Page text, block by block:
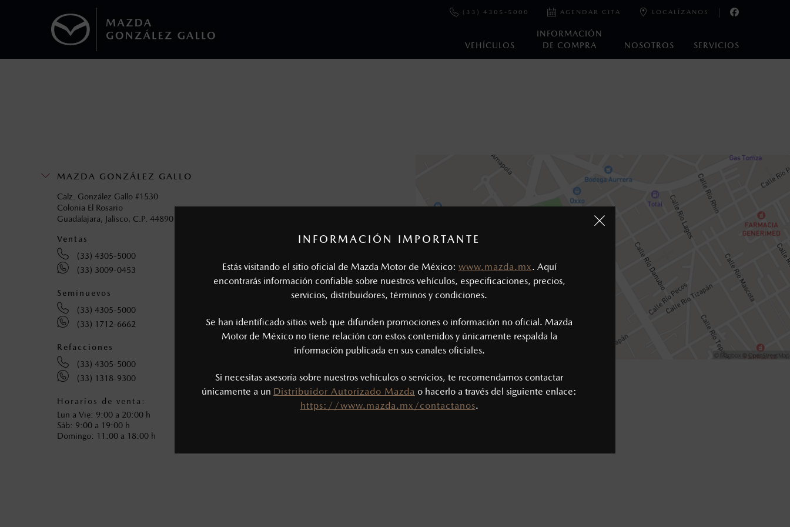
INFORMACIÓN IMPORTANTE
Estás visitando el sitio oficial de Mazda Motor de México: www.mazda.mx. Aquí
encontrarás información confiable sobre nuestros vehículos, especificaciones, precios,
servicios, distribuidores, términos y condiciones.
Se han identificado sitios web que difunden promociones o información no oficial. Mazda
Motor de México no tiene relación con estos contenidos y únicamente respalda la
información publicada en sus canales oficiales.
Si necesitas asesoría sobre nuestros vehículos o servicios, te recomendamos contactar
únicamente a un Distribuidor Autorizado Mazda o hacerlo a través del siguiente enlace:
https://www.mazda.mx/contactanos.
VEHÍCULOS
INFORMACIÓN
DE COMPRA
NOSOTROS SERVICIOS
(33) 4305-5000 AGENDAR CITA LOCALÍZANOS
MAZDA GONZÁLEZ GALLO
Calz. González Gallo #1530
Colonia El Rosario
Guadalajara, Jalisco, C.P. 44890
Ventas
(33) 4305-5000
(33) 3009-0453
(33) 1839-9686
Seminuevos
(33) 4305-5000
(33) 1712-6662
Collision Center Guadalajara
Refacciones
(33) 4305-5000
(33) 1318-9300
Horarios de venta:
Lun a Vie: 9:00 a 20:00 h
Sáb: 9:00 a 19:00 h
Domingo: 11:00 a 18:00 h
Horarios de servicio:
Lun-Vie: 7:00 a 17:00 h
¿CÓMO LLEGAR?